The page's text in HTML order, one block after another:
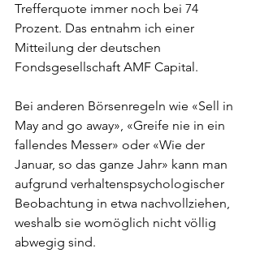
Trefferquote immer noch bei 74
Prozent. Das entnahm ich einer
Mitteilung der deutschen
Fondsgesellschaft AMF Capital.
Bei anderen Börsenregeln wie «Sell in
May and go away», «Greife nie in ein
fallendes Messer» oder «Wie der
Januar, so das ganze Jahr» kann man
aufgrund verhaltenspsychologischer
Beobachtung in etwa nachvollziehen,
weshalb sie womöglich nicht völlig
abwegig sind.